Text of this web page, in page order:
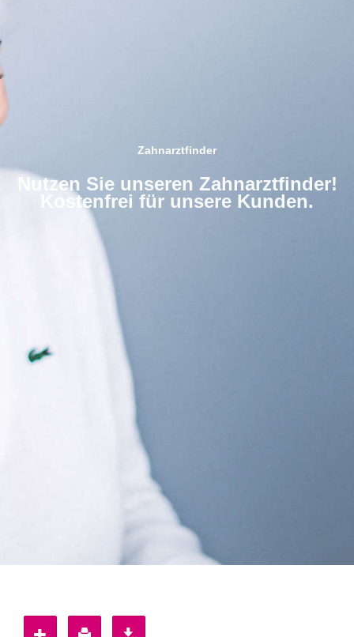
Zahnarztfinder
Nutzen Sie unseren Zahnarztfinder!
Kostenfrei für unsere Kunden.